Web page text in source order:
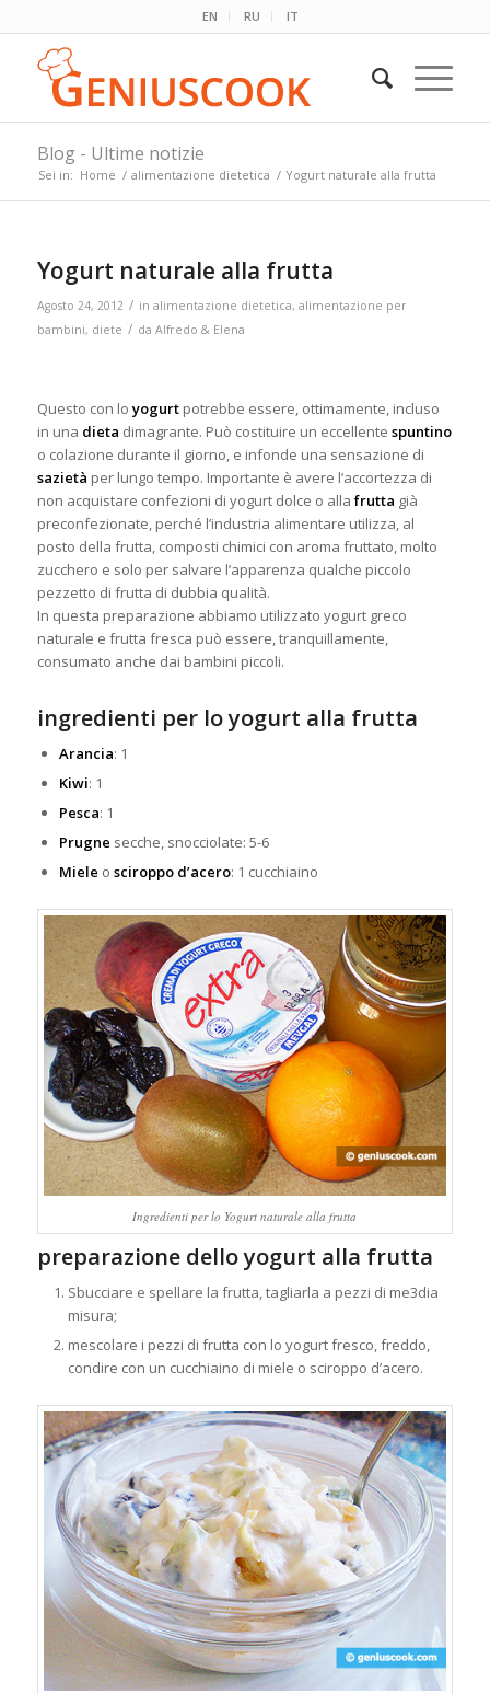
EN RU IT
Blog - Ultime notizie
Sei in: Home / alimentazione dietetica / Yogurt naturale alla frutta
Yogurt naturale alla frutta
Agosto 24, 2012 / in alimentazione dietetica, alimentazione per
bambini, diete / da Alfredo & Elena
Questo con loyogurtpotrebbe essere, ottimamente, incluso
in una dieta dimagrante. Può costituire un eccellente spuntino
o colazione durante il giorno, e infonde una sensazione di
sazietà per lungo tempo. Importante è avere l’accortezza di
non acquistare confezioni di yogurt dolce o alla frutta già
preconfezionate, perché l’industria alimentare utilizza, al
posto della frutta, composti chimici con aroma fruttato, molto
zucchero e solo per salvare l’apparenza qualche piccolo
pezzetto di frutta di dubbia qualità.
In questa preparazione abbiamo utilizzato yogurt greco
naturale e frutta fresca può essere, tranquillamente,
consumato anche dai bambini piccoli.
ingredienti per lo yogurt alla frutta
Arancia: 1
Kiwi: 1
Pesca: 1
Prugne secche, snocciolate: 5-6
Miele o sciroppo d’acero: 1 cucchiaino
Ingredienti per lo Yogurt naturale alla frutta
preparazione dello yogurt alla frutta
Sbucciare e spellare la frutta, tagliarla a pezzi di me3dia
misura;
mescolare i pezzi di frutta con lo yogurt fresco, freddo,
condire con un cucchiaino di miele o sciroppo d’acero.